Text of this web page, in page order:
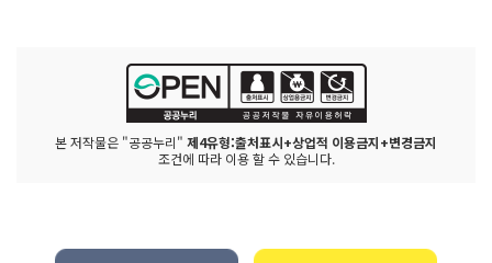
본 저작물은 "공공누리" 제4유형:출처표시+상업적 이용금지+변경금지
조건에 따라 이용 할 수 있습니다.